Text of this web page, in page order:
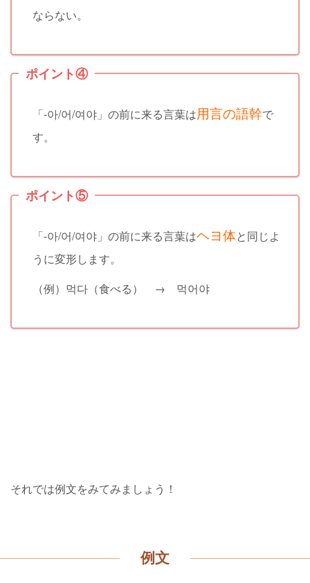
ならない。
ポイント④
「-아/어/여야」の前に来る言葉は用言の語幹で
す。
ポイント⑤
「-아/어/여야」の前に来る言葉はヘヨ体と同じよ
うに変形します。
（例）먹다（食べる） → 먹어야
それでは例文をみてみましょう！
例文